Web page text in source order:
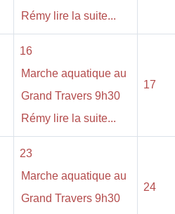
Rémy lire la suite...
16
Marche aquatique au
Grand Travers 9h30
Rémy lire la suite...
17
23
Marche aquatique au
Grand Travers 9h30
24